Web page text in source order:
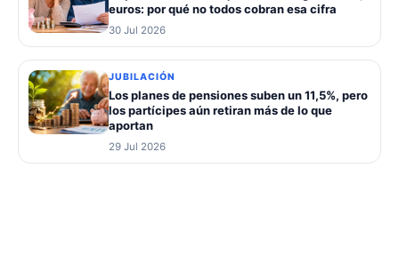
euros: por qué no todos cobran esa cifra
30 Jul 2026
JUBILACIÓN
Los planes de pensiones suben un 11,5%, pero
los partícipes aún retiran más de lo que
aportan
29 Jul 2026